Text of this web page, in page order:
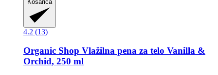
Košarica
4.2 (13)
Organic Shop Vlažilna pena za telo Vanilla &
Orchid, 250 ml